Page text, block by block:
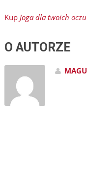
Kup Joga dla twoich
O AUTORZE